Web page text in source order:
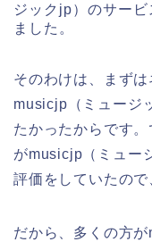
ジックjp）のサー
ました。
そのわけは、まず
musicjp（ミュージ
たかったからです
がmusicjp（ミュー
評価をしていたので
だから、多くの方